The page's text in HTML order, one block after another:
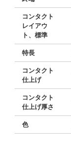
コンタクト
レイアウ
ト、標準
特長
コンタクト
仕上げ
コンタクト
仕上げ厚さ
色